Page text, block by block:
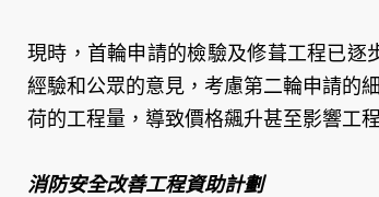
現時，首輪申請的檢驗及修葺工程已逐
經驗和公眾的意見，考慮第二輪申請的
荷的工程量，導致價格飆升甚至影響工
消防安全改善工程資助計劃